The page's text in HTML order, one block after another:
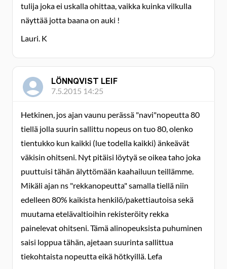
tulija joka ei uskalla ohittaa, vaikka kuinka vilkulla
näyttää jotta baana on auki !
Lauri. K
LÖNNQVIST LEIF
7.5.2015 14:25
Hetkinen, jos ajan vaunu perässä "navi"nopeutta 80
tiellä jolla suurin sallittu nopeus on tuo 80, olenko
tientukko kun kaikki (lue todella kaikki) änkeävät
väkisin ohitseni. Nyt pitäisi löytyä se oikea taho joka
puuttuisi tähän älyttömään kaahailuun teillämme.
Mikäli ajan ns "rekkanopeutta" samalla tiellä niin
edelleen 80% kaikista henkilö/pakettiautoisa sekä
muutama etelävaltioihin rekisteröity rekka
painelevat ohitseni. Tämä alinopeuksista puhuminen
saisi loppua tähän, ajetaan suurinta sallittua
tiekohtaista nopeutta eikä hötkyillä. Lefa